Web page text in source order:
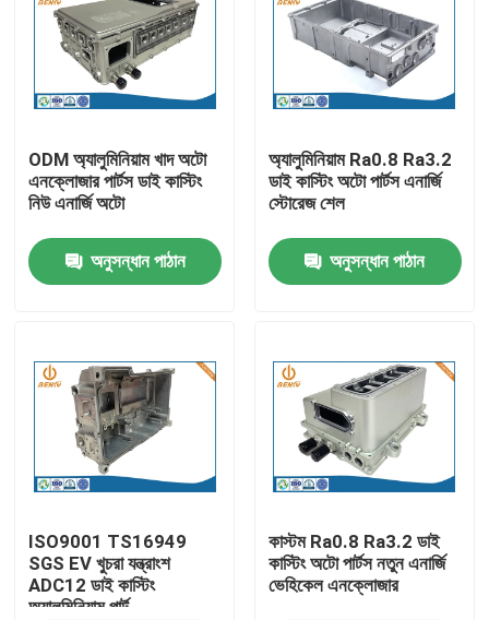
পণ্য
আমাদের সম্পর্কে
মান নিয়ন্ত্রণ
ODM অ্যালুমিনিয়াম খাদ অটো
এনক্লোজার পার্টস ডাই কাস্টিং
নিউ এনার্জি অটো
অনুসন্ধান পাঠান
অ্যালুমিনিয়াম Ra0.8 Ra3.2
ডাই কাস্টিং অটো পার্টস এনার্জি
স্টোরেজ শেল
অনুসন্ধান পাঠান
ISO9001 TS16949
SGS EV খুচরা যন্ত্রাংশ
ADC12 ডাই কাস্টিং
অ্যালুমিনিয়াম পার্ট
কাস্টম Ra0.8 Ra3.2 ডাই
কাস্টিং অটো পার্টস নতুন এনার্জি
ভেহিকেল এনক্লোজার